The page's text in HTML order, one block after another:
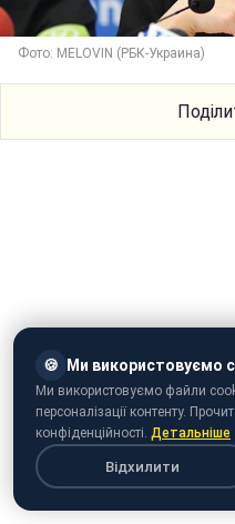
Фото: MELOVIN (РБК-Украина)
🍪 Ми використовуємо
Ми використовуємо файли
персоналізації контенту.
конфіденційності. Детальніше
Відхилити